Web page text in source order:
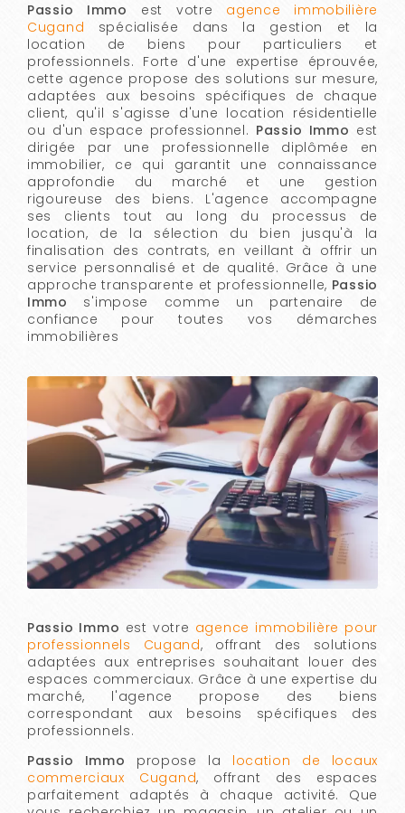
Passio Immo est votre agence immobilière
Cugand spécialisée dans la gestion et la
location de biens pour particuliers et
professionnels. Forte d'une expertise éprouvée,
cette agence propose des solutions sur mesure,
adaptées aux besoins spécifiques de chaque
client, qu'il s'agisse d'une location résidentielle
ou d'un espace professionnel. Passio Immo est
dirigée par une professionnelle diplômée en
immobilier, ce qui garantit une connaissance
approfondie du marché et une gestion
rigoureuse des biens. L'agence accompagne
ses clients tout au long du processus de
location, de la sélection du bien jusqu'à la
finalisation des contrats, en veillant à offrir un
service personnalisé et de qualité. Grâce à une
approche transparente et professionnelle, Passio
Immo s'impose comme un partenaire de
confiance pour toutes vos démarches
immobilières
Passio Immo est votre agence immobilière pour
professionnels Cugand, offrant des solutions
adaptées aux entreprises souhaitant louer des
espaces commerciaux. Grâce à une expertise du
marché, l'agence propose des biens
correspondant aux besoins spécifiques des
professionnels.
Passio Immo propose la location de locaux
commerciaux Cugand, offrant des espaces
parfaitement adaptés à chaque activité. Que